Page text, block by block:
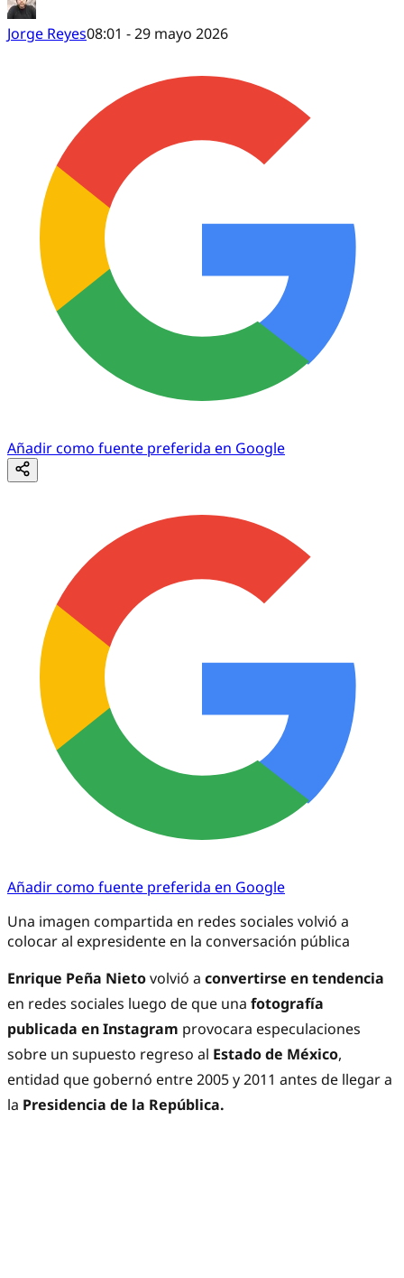
Jorge Reyes08:01 - 29 mayo 2026
Añadir como fuente preferida en Google
Añadir como fuente preferida en Google
Una imagen compartida en redes sociales volvió a
colocar al expresidente en la conversación pública
Enrique Peña Nietovolvió a convertirse en tendencia
en redes sociales luego de que una fotografía
publicada en Instagram provocara especulaciones
sobre un supuesto regreso al Estado de México,
entidad que gobernó entre 2005 y 2011 antes de llegar a
la Presidencia de la República.